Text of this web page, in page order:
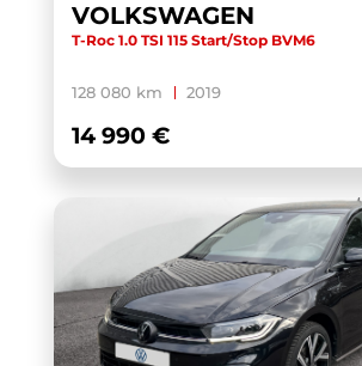
VOLKSWAGEN
T-Roc 1.0 TSI 115 Start/Stop BVM6
128 080 km 2019
14 990 €